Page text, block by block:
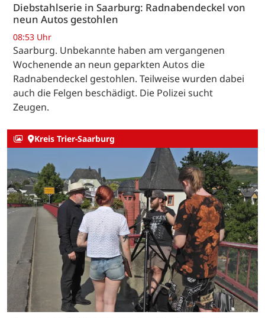
Diebstahlserie in Saarburg: Radnabendeckel von
neun Autos gestohlen
08:53 Uhr
Saarburg. Unbekannte haben am vergangenen
Wochenende an neun geparkten Autos die
Radnabendeckel gestohlen. Teilweise wurden dabei
auch die Felgen beschädigt. Die Polizei sucht
Zeugen.
Kreis Trier-Saarburg